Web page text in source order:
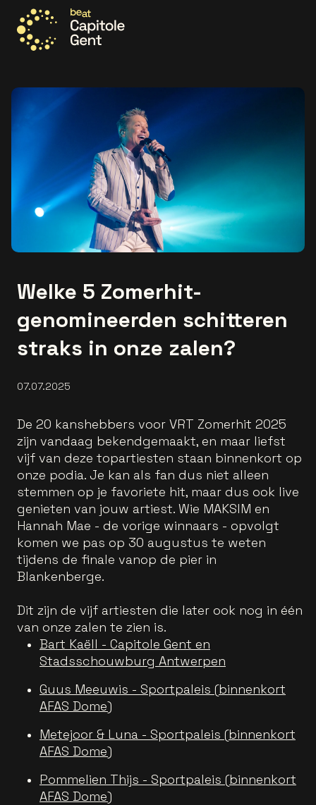
Welke 5 Zomerhit-
genomineerden schitteren
straks in onze zalen?
07.07.2025
De 20 kanshebbers voor VRT Zomerhit 2025
zijn vandaag bekendgemaakt, en maar liefst
vijf van deze topartiesten staan binnenkort op
onze podia. Je kan als fan dus niet alleen
stemmen op je favoriete hit, maar dus ook live
genieten van jouw artiest. Wie MAKSIM en
Hannah Mae - de vorige winnaars - opvolgt
komen we pas op 30 augustus te weten
tijdens de finale vanop de pier in
Blankenberge.
Dit zijn de vijf artiesten die later ook nog in één
van onze zalen te zien is.
Bart Kaëll - Capitole Gent en
Stadsschouwburg Antwerpen
Guus Meeuwis - Sportpaleis (binnenkort
AFAS Dome)
Metejoor & Luna - Sportpaleis (binnenkort
AFAS Dome)
Pommelien Thijs - Sportpaleis (binnenkort
AFAS Dome)